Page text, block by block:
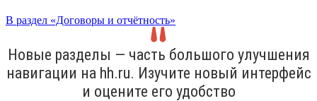
В раздел «Договоры и отчётность»
Новые разделы — часть большого улучшения
навигации на hh.ru. Изучите новый интерфейс
и оцените его удобство